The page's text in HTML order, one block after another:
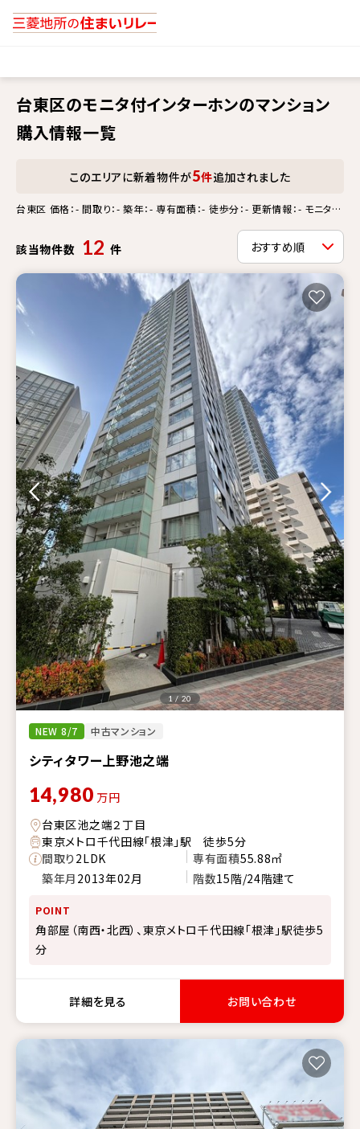
台東区のモニタ付インターホンのマンション
購入情報一覧
このエリアに新着物件が5件追加されました
台東区 価格：- 間取り：- 築年：- 専有面積：- 徒歩分：- 更新情報：- モニタ付
該当物件数 12 件
NEW 8/7 中古マンション
シティタワー上野池之端
1 / 20
14,980 万円
台東区池之端２丁目
東京メトロ千代田線「根津」駅 徒歩5分
間取り2LDK 専有面積55.88㎡
築年月 2013年02月 階数15階/24階建て
POINT
角部屋（南西・北西）、東京メトロ千代田線「根津」駅徒歩5
分
詳細を見る お問い合わせ